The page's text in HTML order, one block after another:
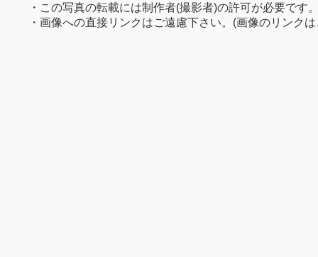
・この写真の転載には制作者(撮影者)の許可が必要です
・画像への直接リンクはご遠慮下さい。(画像のリンク